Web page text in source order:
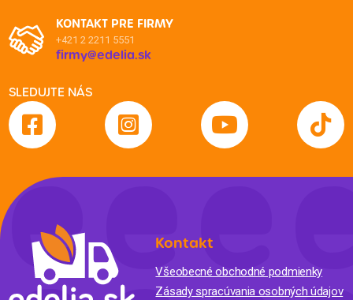
KONTAKT PRE FIRMY
+421 2 2211 5551
firmy@edelia.sk
SLEDUJTE NÁS
Kontakt
Všeobecné obchodné podmienky
Zásady spracúvania osobných údajov